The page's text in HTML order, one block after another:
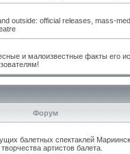
outside: official releases, mass-
и малоизвестные факты его
Форум
балетных спектаклей
артистов балета.